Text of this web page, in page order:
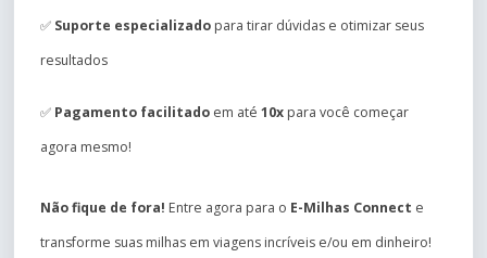
✅ Suporte especializado para tirar dúvidas e otimizar seus
resultados
✅ Pagamento facilitado em até 10x para você começar
agora mesmo!
Não fique de fora! Entre agora para o E-Milhas Connect e
transforme suas milhas em viagens incríveis e/ou em dinheiro!